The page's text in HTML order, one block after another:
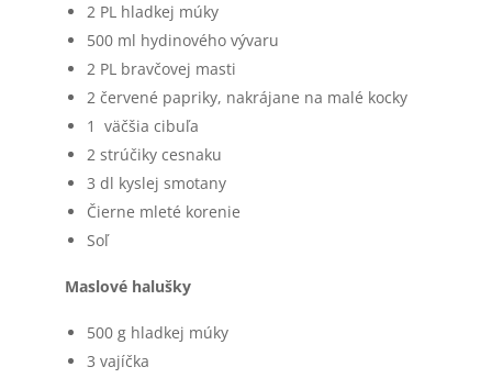
2 PL hladkej múky
500 ml hydinového vývaru
2 PL bravčovej masti
2 červené papriky, nakrájane na malé kocky
1 väčšia cibuľa
2 strúčiky cesnaku
3 dl kyslej smotany
Čierne mleté korenie
Soľ
Maslové halušky
500 g hladkej múky
3 vajíčka